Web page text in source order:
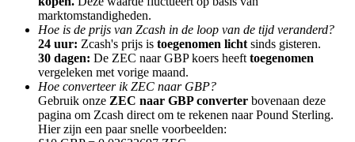
Doorverwijzing
Nodig een vriend uit om contante beloningen te ontvangen
BTC Welcome Rewards
marktomstandigheden.
Hoe is de prijs van Zcash in de loop van de tijd veranderd?
24 uur: Zcash's prijs is toegenomen licht sinds gisteren.
30 dagen: De ZEC naar GBP koers heeft toegenomen
vergeleken met vorige maand.
Hoe converteer ik ZEC naar GBP?
Gebruik onze ZEC naar GBP converter bovenaan deze
pagina om Zcash direct om te rekenen naar Pound Sterling.
Hier zijn een paar snelle voorbeelden: